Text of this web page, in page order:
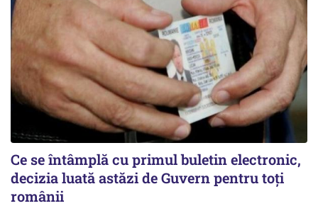
Ce se întâmplă cu primul buletin electronic,
decizia luată astăzi de Guvern pentru toți
românii